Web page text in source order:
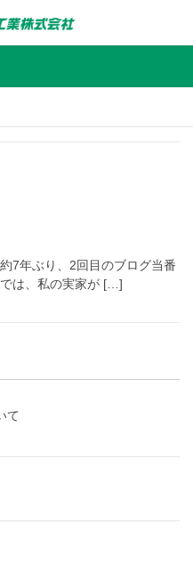
約7年ぶり、2回目のブログ当番
は、私の実家が […]
て